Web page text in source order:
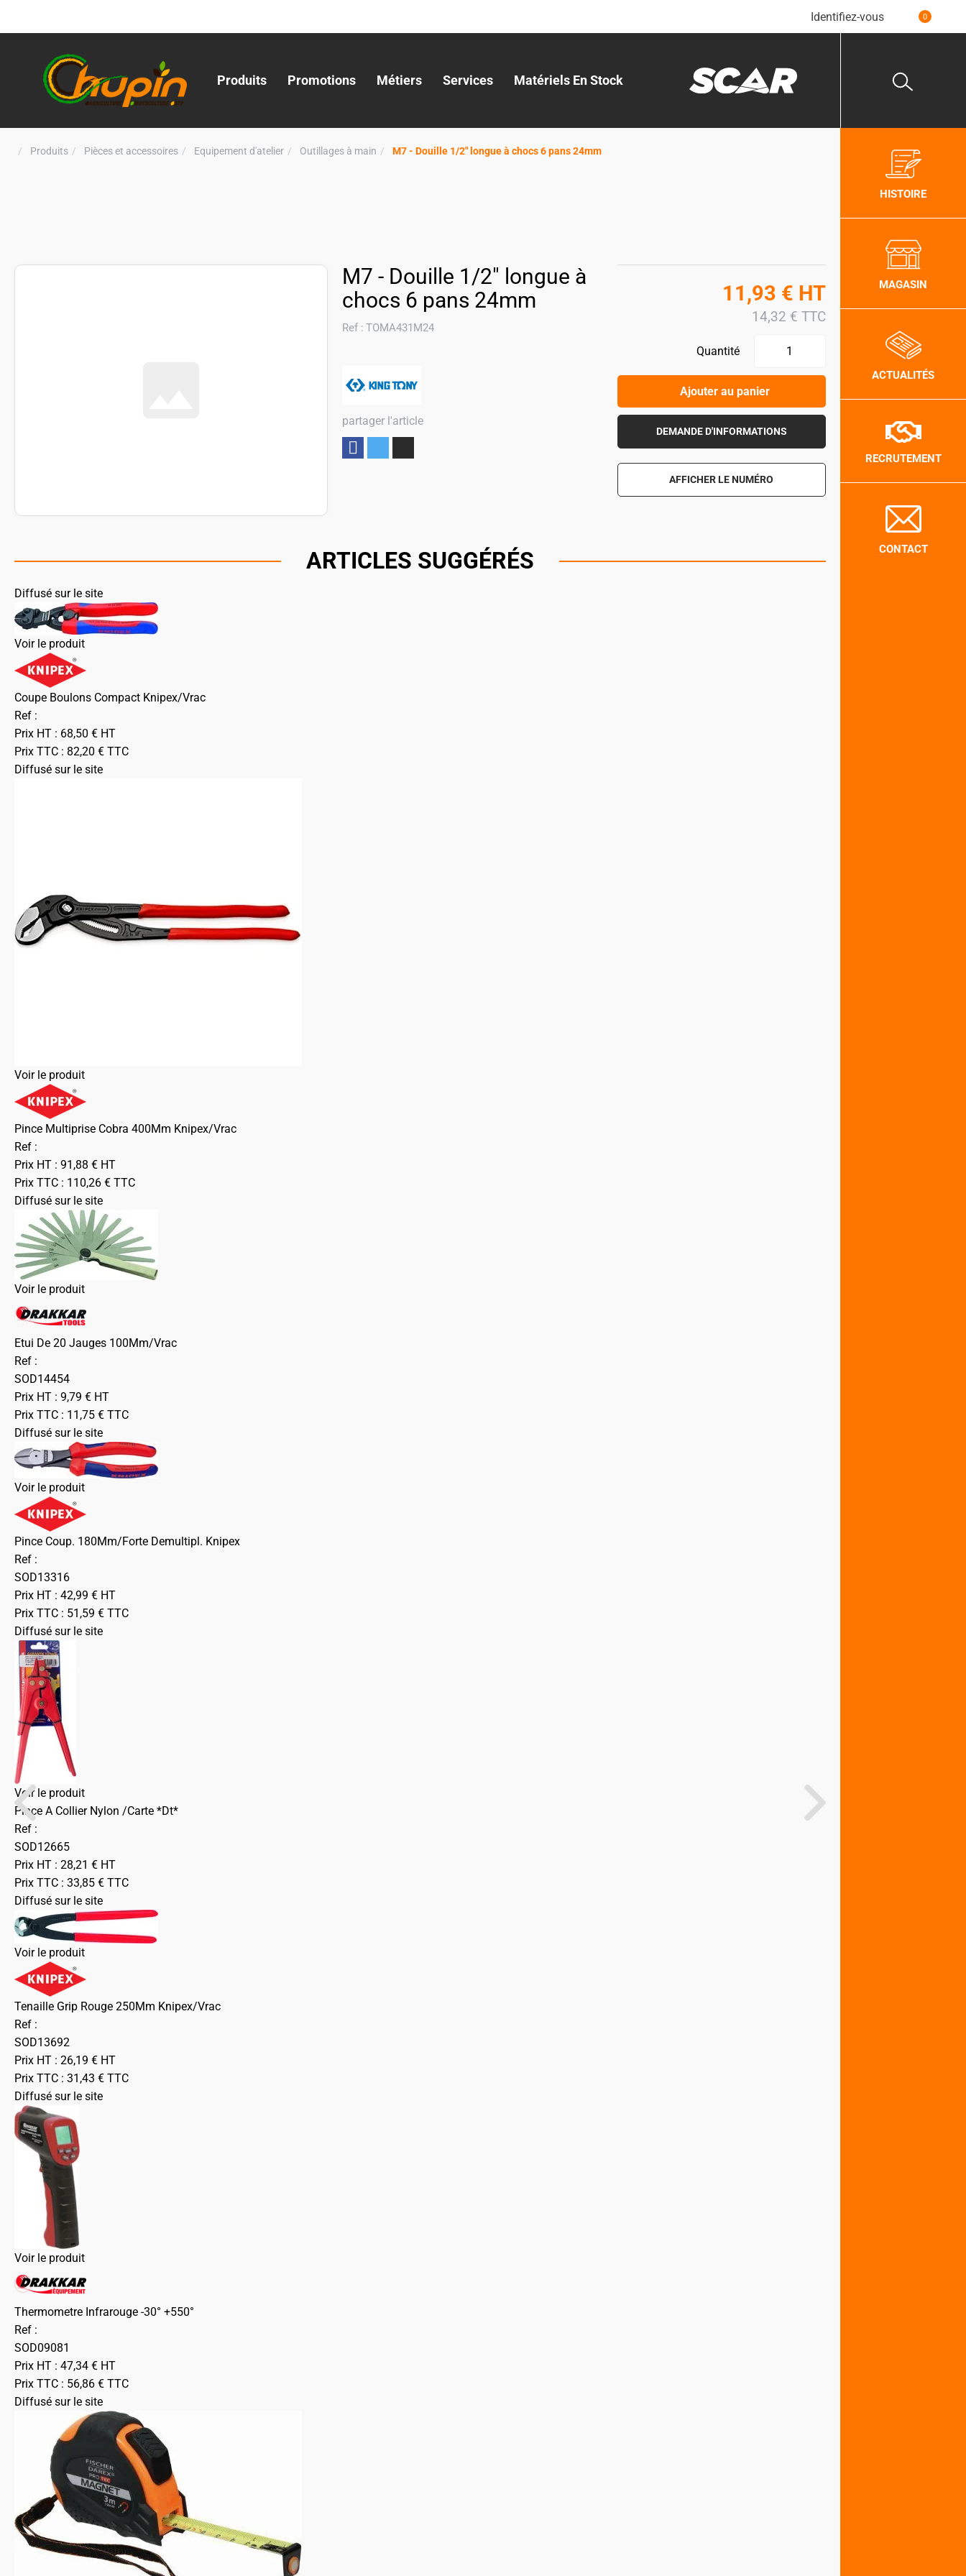
Identifiez-vous 0
Produits Promotions Métiers Services Matériels En Stock
Produits Pièces et accessoires Equipement d'atelier Outillages à main M7 - Douille 1/2" longue à chocs 6 pans 24mm
M7 - Douille 1/2" longue à
chocs 6 pans 24mm
Ref : TOMA431M24
partager l'article
11,93 € HT
14,32 € TTC
Quantité
Ajouter au panier
DEMANDE D'INFORMATIONS
AFFICHER LE NUMÉRO
ARTICLES SUGGÉRÉS
Diffusé sur le site
Voir le produit
Coupe Boulons Compact Knipex/Vrac
Ref :
Prix HT : 68,50 € HT
Prix TTC : 82,20 € TTC
Diffusé sur le site
Voir le produit
Pince Multiprise Cobra 400Mm Knipex/Vrac
Ref :
Prix HT : 91,88 € HT
Prix TTC : 110,26 € TTC
Diffusé sur le site
Voir le produit
Etui De 20 Jauges 100Mm/Vrac
Ref :
SOD14454
Prix HT : 9,79 € HT
Prix TTC : 11,75 € TTC
Diffusé sur le site
Voir le produit
Pince Coup. 180Mm/Forte Demultipl. Knipex
Ref :
SOD13316
Prix HT : 42,99 € HT
Prix TTC : 51,59 € TTC
Diffusé sur le site
Voir le produit
Pince A Collier Nylon /Carte *Dt*
Ref :
SOD12665
Prix HT : 28,21 € HT
Prix TTC : 33,85 € TTC
Diffusé sur le site
Voir le produit
Tenaille Grip Rouge 250Mm Knipex/Vrac
Ref :
SOD13692
Prix HT : 26,19 € HT
Prix TTC : 31,43 € TTC
Diffusé sur le site
Voir le produit
Thermometre Infrarouge -30° +550°
Ref :
SOD09081
Prix HT : 47,34 € HT
Prix TTC : 56,86 € TTC
Diffusé sur le site
HISTOIRE
MAGASIN
ACTUALITÉS
RECRUTEMENT
CONTACT